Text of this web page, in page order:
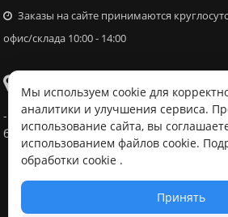
Заказы на сайте принимаются
офис/склада 10:00 - 14:00
Самовывоз
- Офис / склад, г. Минск, ул. Володько 18,
будний день после согласования с
Мы используем cookie для
аналитики и улучшения сервиса.
использование сайта, вы
использованием файлов cookie.
обработки cookie .
Принять